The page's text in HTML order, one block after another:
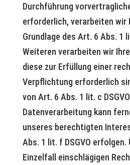
Durchführung
erforderlich, verarbeiten wir
Grundlage des Art. 6 Abs. 1
Weiteren verarbeiten wir
diese zur Erfüllung einer
Verpflichtung erforderlich
von Art. 6 Abs. 1 lit. c
Datenverarbeitung kann
unseres berechtigten
Abs. 1 lit. f DSGVO erfolgen.
Einzelfall einschlägigen